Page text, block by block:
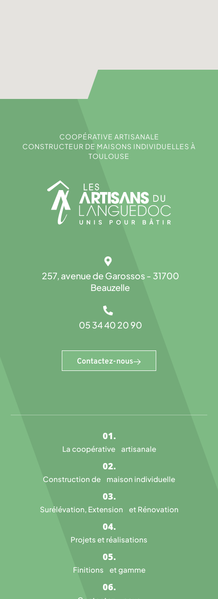
COOPÉRATIVE ARTISANALE
CONSTRUCTEUR DE MAISONS INDIVIDUELLES À
TOULOUSE
257, avenue de Garossos - 31700
Beauzelle
05 34 40 20 90
Contactez-nous
La coopérative artisanale
Construction de maison individuelle
Surélévation, Extension et Rénovation
Projets et réalisations
Finitions et gamme